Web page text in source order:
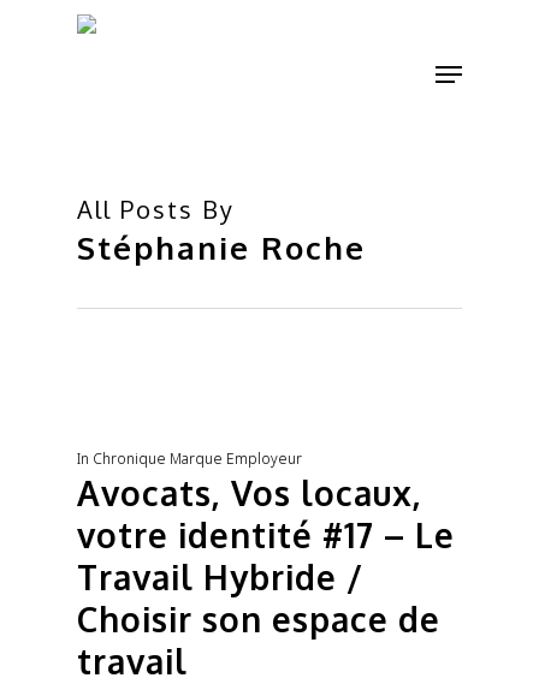
Menu
All Posts By
Stéphanie Roche
In Chronique Marque Employeur
Avocats, Vos locaux,
votre identité #17 – Le
Travail Hybride /
Choisir son espace de
travail